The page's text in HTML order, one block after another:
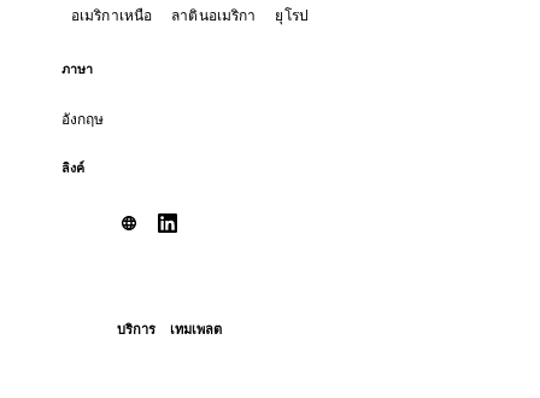
อเมริกาเหนือ ลาตินอเมริกา ยุโรป
ภาษา
อังกฤษ
ลิงค์
บริการ เทมเพลต